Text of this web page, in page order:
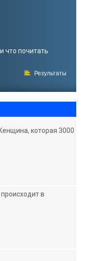
что почитать
Результаты
которая 3000
в